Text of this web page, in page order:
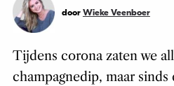
door Wieke Veenboer
Tijdens corona zaten we
champagnedip, maar